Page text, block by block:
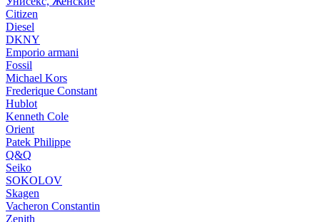
Citizen
Diesel
DKNY
Emporio armani
Fossil
Michael Kors
Frederique Constant
Hublot
Kenneth Cole
Orient
Patek Philippe
Q&Q
Seiko
SOKOLOV
Skagen
Vacheron Constantin
Zenith